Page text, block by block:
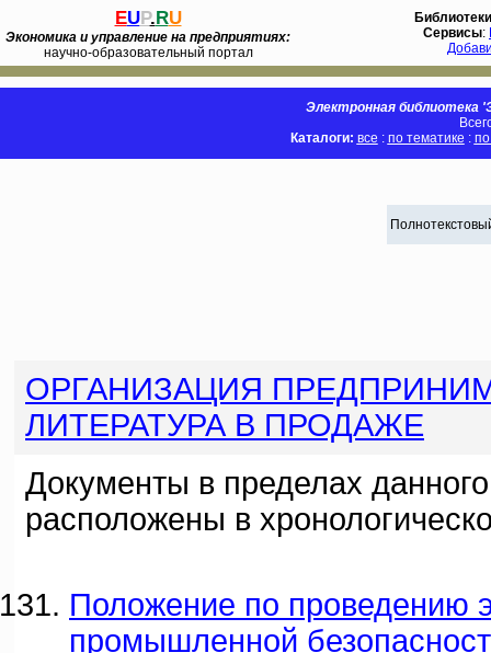
EUP.RU
Экономика и управление на предприятиях:
научно-образовательный портал
Библиотеки
Сервисы:
Электронная библиотека
Каталоги: все : по тематике :
ОРГАНИЗАЦИЯ
ЛИТЕРАТУРА В ПРОДАЖЕ
Документы в пределах
расположены в
Положение по проведению
промышленной